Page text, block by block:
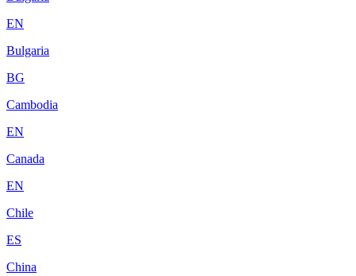
EN
Bulgaria
BG
Cambodia
EN
Canada
EN
Chile
ES
China